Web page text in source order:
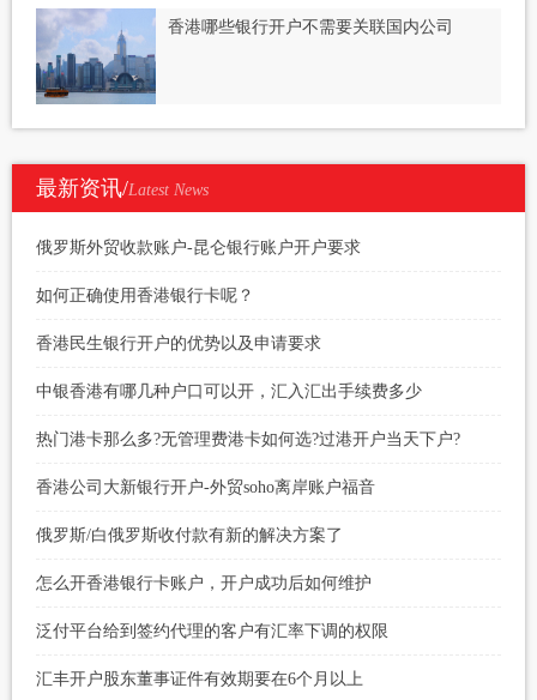
香港哪些银行开户不需要关联国内公司
最新资讯/Latest News
俄罗斯外贸收款账户-昆仑银行账户开户要求
如何正确使用香港银行卡呢？
香港民生银行开户的优势以及申请要求
中银香港有哪几种户口可以开，汇入汇出手续费多少
热门港卡那么多?无管理费港卡如何选?过港开户当天下户?
香港公司大新银行开户-外贸soho离岸账户福音
俄罗斯/白俄罗斯收付款有新的解决方案了
怎么开香港银行卡账户，开户成功后如何维护
泛付平台给到签约代理的客户有汇率下调的权限
汇丰开户股东董事证件有效期要在6个月以上